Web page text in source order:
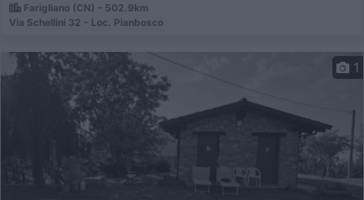
Farigliano (CN) - 502.9km
Via Schellini 32 - Loc. Pianbosco
1